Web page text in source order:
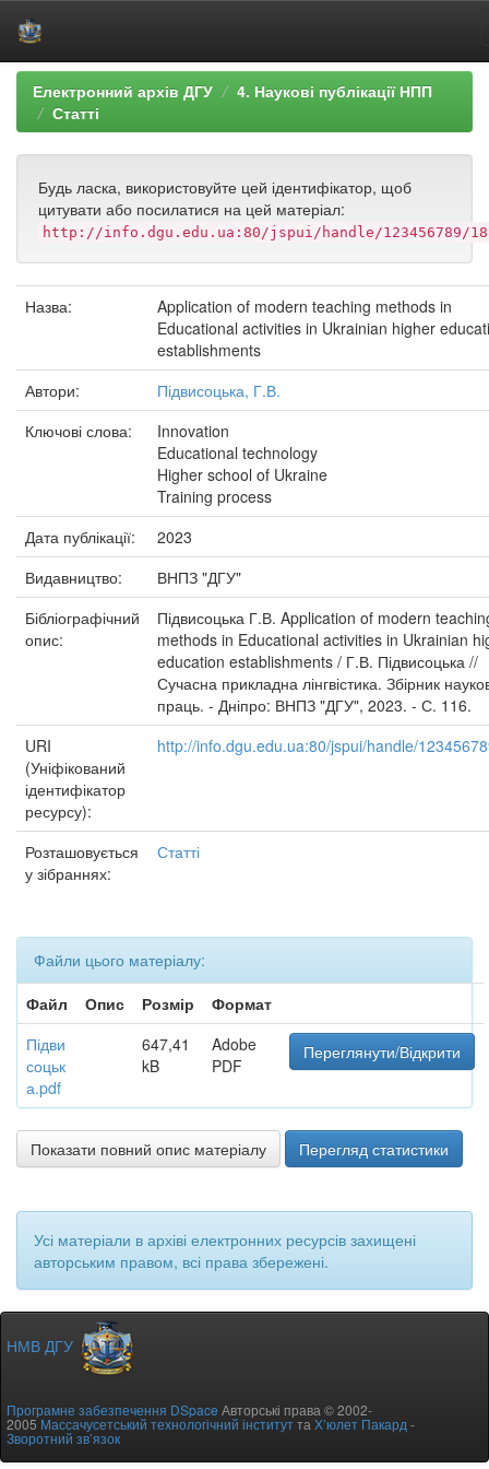
Skip
navigation
Електронний архів ДГУ
4. Наукові публікації НПП
Статті
Будь ласка, використовуйте цей ідентифікатор, щоб
цитувати або посилатися на цей матеріал:
http://info.dgu.edu.ua:80/jspui/handle/123456789/
Назва:
Application of modern teaching methods in
Educational activities in Ukrainian higher
establishments
Автори:
Підвисоцька, Г.В.
Ключові слова:
Innovation
Educational technology
Higher school of Ukraine
Training process
Дата публікації:
2023
Видавництво:
ВНПЗ "ДГУ"
Бібліографічний
опис:
Підвисоцька Г.В. Application of modern
methods in Educational activities in Ukrainian
education establishments / Г.В. Підвисоцька //
Сучасна прикладна лінгвістика. Збірник
праць. - Дніпро: ВНПЗ "ДГУ", 2023. - С. 116.
URI
(Уніфікований
ідентифікатор
ресурсу):
http://info.dgu.edu.ua:80/jspui/handle/
Розташовується
у зібраннях:
Статті
Файли цього матеріалу:
Файл
Опис Розмір
Формат
Підви
соцьк
а.pdf
647,41
kB
Adobe
PDF
Переглянути/Відкрити
Показати повний опис матеріалу Перегляд статистики
Усі матеріали в архіві електронних ресурсів захищені
авторським правом, всі права збережені.
НМВ ДГУ
Програмне забезпечення DSpace Авторські права © 2002-
2005Массачусетський технологічний інститутта Х’юлет Пакард -
Зворотний зв’язок